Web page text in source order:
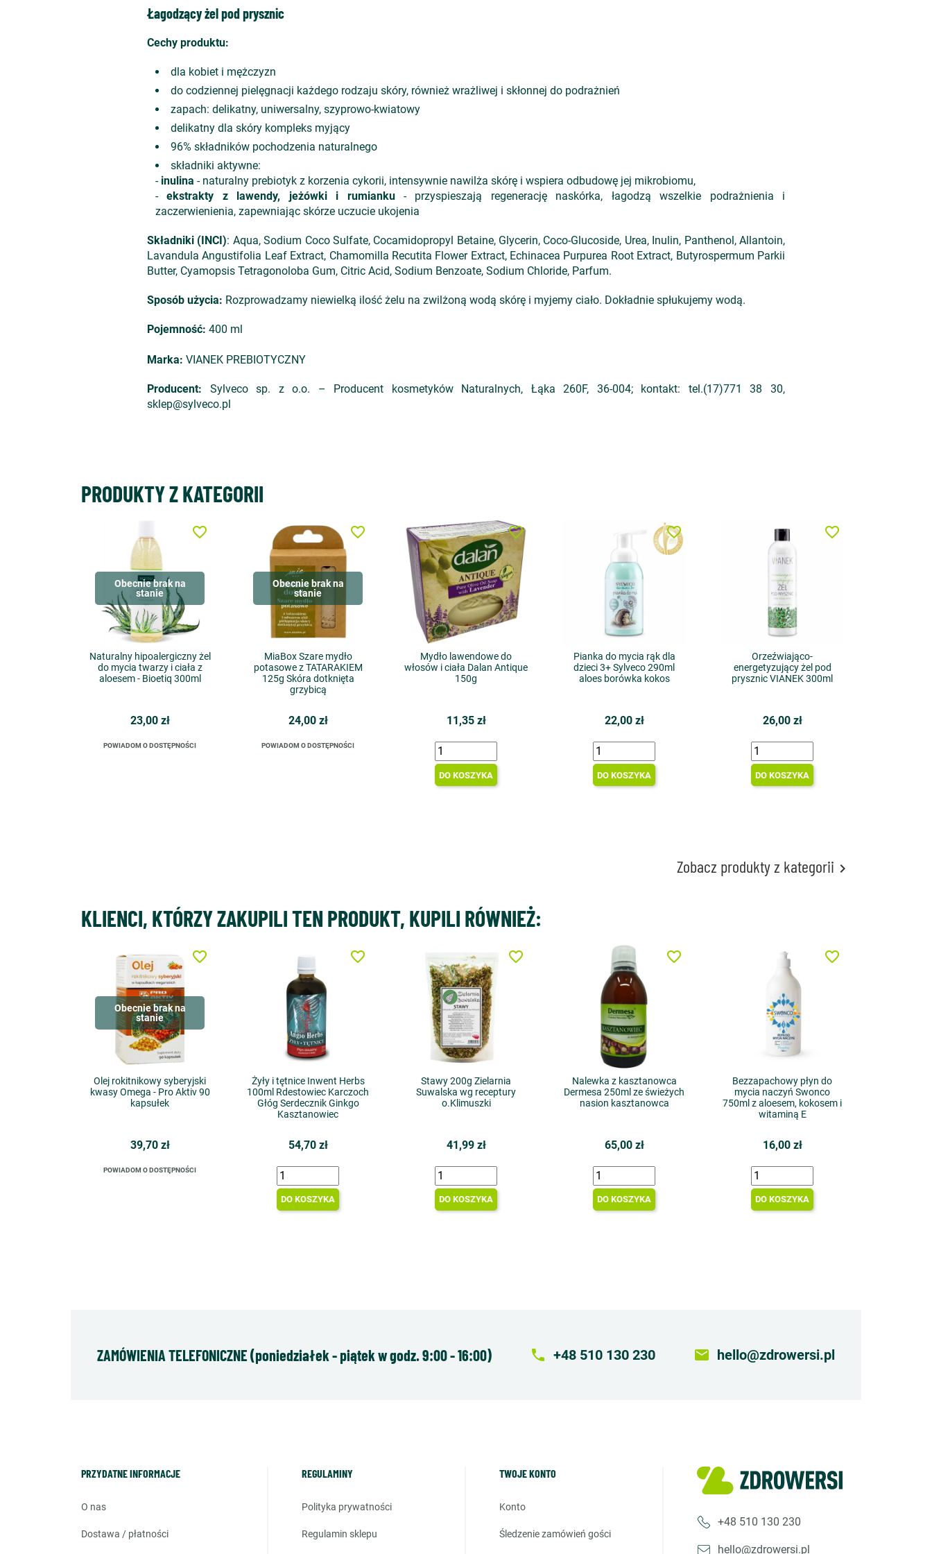
Łagodzący żel pod prysznic
Cechy produktu:
dla kobiet i mężczyzn
do codziennej pielęgnacji każdego rodzaju skóry, również wrażliwej i skłonnej do podrażnień
zapach: delikatny, uniwersalny, szyprowo-kwiatowy
delikatny dla skóry kompleks myjący
96% składników pochodzenia naturalnego
składniki aktywne:
- inulina - naturalny prebiotyk z korzenia cykorii, intensywnie nawilża skórę i wspiera odbudowę jej mikrobiomu,
-ekstrakty z lawendy, jeżówki i rumianku- przyspieszają regenerację naskórka, łagodzą wszelkie podrażnienia i
zaczerwienienia, zapewniając skórze uczucie ukojenia
Składniki (INCI): Aqua, Sodium Coco Sulfate, Cocamidopropyl Betaine, Glycerin, Coco-Glucoside, Urea, Inulin, Panthenol, Allantoin,
Lavandula Angustifolia Leaf Extract, Chamomilla Recutita Flower Extract, Echinacea Purpurea Root Extract, Butyrospermum Parkii
Butter, Cyamopsis Tetragonoloba Gum, Citric Acid, Sodium Benzoate, Sodium Chloride, Parfum.
Sposób użycia: Rozprowadzamy niewielką ilość żelu na zwilżoną wodą skórę i myjemy ciało. Dokładnie spłukujemy wodą.
Pojemność: 400 ml
Marka: VIANEK PREBIOTYCZNY
Producent: Sylveco sp. z o.o. – Producent kosmetyków Naturalnych, Łąka 260F, 36-004; kontakt: tel.(17)771 38 30,
sklep@sylveco.pl
PRODUKTY Z KATEGORII
Obecnie brak na
stanie
Naturalny hipoalergiczny żel
do mycia twarzy i ciała z
aloesem - Bioetiq 300ml
23,00 zł
POWIADOM O DOSTĘPNOŚCI
favorite_border
Obecnie brak na
stanie
MiaBox Szare mydło
potasowe z TATARAKIEM
125g Skóra dotknięta
grzybicą
24,00 zł
POWIADOM O DOSTĘPNOŚCI
favorite_border
Mydło lawendowe do
włosów i ciała Dalan Antique
150g
11,35 zł
DO KOSZYKA
favorite_border
Pianka do mycia rąk dla
dzieci 3+ Sylveco 290ml
aloes borówka kokos
22,00 zł
DO KOSZYKA
favorite_border
Orzeźwiająco-
energetyzujący żel pod
prysznic VIANEK 300ml
26,00 zł
DO KOSZYKA
favorite_border
Zobacz produkty z kategorii 
KLIENCI, KTÓRZY ZAKUPILI TEN PRODUKT, KUPILI RÓWNIEŻ:
Obecnie brak na
stanie
Olej rokitnikowy syberyjski
kwasy Omega - Pro Aktiv 90
kapsułek
39,70 zł
POWIADOM O DOSTĘPNOŚCI
favorite_border
Żyły i tętnice Inwent Herbs
100ml Rdestowiec Karczoch
Głóg Serdecznik Ginkgo
Kasztanowiec
54,70 zł
DO KOSZYKA
favorite_border
Stawy 200g Zielarnia
Suwalska wg receptury
o.Klimuszki
41,99 zł
DO KOSZYKA
favorite_border
Nalewka z kasztanowca
Dermesa 250ml ze świeżych
nasion kasztanowca
65,00 zł
DO KOSZYKA
favorite_border
Bezzapachowy płyn do
mycia naczyń Swonco
750ml z aloesem, kokosem i
witaminą E
16,00 zł
DO KOSZYKA
favorite_border
ZAMÓWIENIA TELEFONICZNE (poniedziałek - piątek w godz. 9:00 - 16:00) local_phone +48 510 130 230 email hello@zdrowersi.pl
PRZYDATNE INFORMACJE
o nas
dostawa / płatności
REGULAMINY
polityka prywatności
regulamin sklepu
TWOJE KONTO
konto
śledzenie zamówień gości
+48 510 130 230
hello@zdrowersi.pl